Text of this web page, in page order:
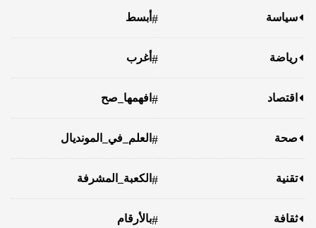
سياسة
رياضة
اقتصاد
صحة
تقنية
ثقافة
# أبسط
#أغرب
# افهمها_صح
# العلم_في_المونديال
# الكعبة_المشرفة
#بالأرقام